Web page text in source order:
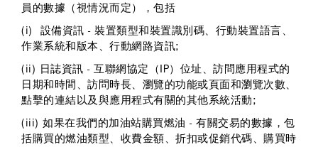
員的數據（視情況而定），包括
(i) 設備資訊 - 裝置類型和裝置識別碼、行動裝置語言、
作業系統和版本、行動網路資訊;
(ii) 日誌資訊 - 互聯網協定（IP）位址、訪問應用程式的
日期和時間、訪問時長、瀏覽的功能或頁面和瀏覽次數、
點擊的連結以及與應用程式有關的其他系統活動;
(iii) 如果在我們的加油站購買燃油 - 有關交易的數據，包
括購買的燃油類型、收費金額、折扣或促銷代碼、購買時